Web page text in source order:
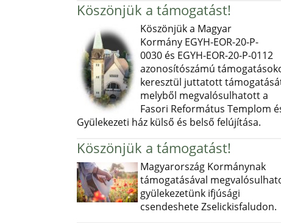
Köszönjük a támogatást!
Köszönjük a Magyar
Kormány EGYH-EOR-20-P-
0030 és EGYH-EOR-20-P-0112
azonosítószámú
keresztül juttatott
melyből megvalósulhatott a
Fasori Református Templom
Gyülekezeti ház külső és belső felújítása.
Köszönjük a támogatást!
Magyarország Kormánynak
támogatásával
gyülekezetünk ifjúsági
csendeshete Zselickisfaludon.